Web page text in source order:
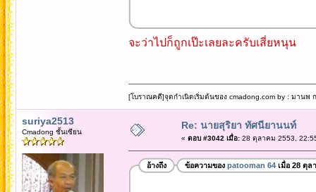
จะว่าไปก็ถูกเป๊ะเลยละครับเสี่ยหนุน
[โบราณคดี]จุดกำเนิดเริ่มต้นของ cmadong.com by : มานพ
suriya2513
Cmadong ชั้นเซียน
Re: นายสุริยา ทัศนียานนท์
« ตอบ #3042 เมื่อ:28 ตุลาคม 2553,
อ้างถึง ข้อความของ patooman 64เมื่อ 28 ตุล